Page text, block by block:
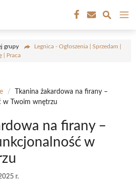
grupy
Legnica - Ogłoszenia | Sprzedam |
| Praca
/
Tkanina żakardowa na firany –
w Twoim wnętrzu
na firany –
w
r.